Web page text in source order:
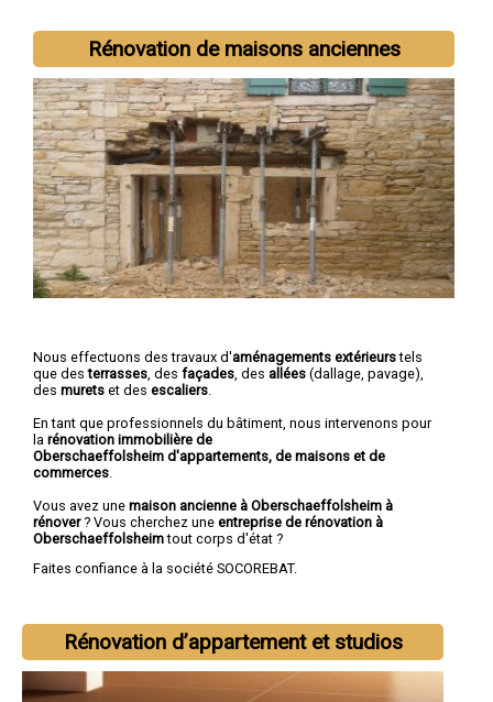
Rénovation de maisons anciennes
Nous effectuons des travaux d'aménagements extérieurstels
que desterrasses , des façades , des allées (dallage, pavage),
des murets et des escaliers
En tant que professionnels du bâtiment, nous intervenons pour
la rénovation immobilière de
Oberschaeffolsheim d'appartements, de maisons et de
commerces
Vous avez une maison ancienne à Oberschaeffolsheim à
rénover? Vous cherchez une entreprise de rénovation à
Oberschaeffolsheimtout corps d'état ?
Faites confiance à la société SOCOREBAT.
Rénovation d’appartement et studios